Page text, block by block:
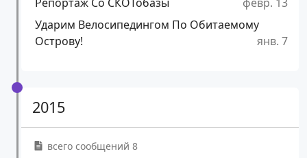
Ударим Велосипедингом По Обитаемому
Острову!
янв. 7
2015
всего сообщений 8